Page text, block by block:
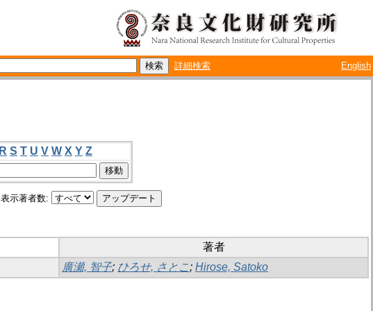
詳細検索 English
R S T U V W X Y Z
表示著者数:
著者
廣瀬, 智子; ひろせ, さとこ; Hirose, Satoko